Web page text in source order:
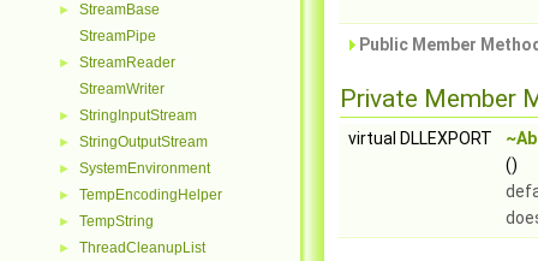
►
StreamBase
StreamPipe
►
StreamReader
StreamWriter
► StringInputStream
► StringOutputStream
► SystemEnvironment
► TempEncodingHelper
► TempString
► ThreadCleanupList
Public Member
Private Member
virtual DLLEXPORT
()